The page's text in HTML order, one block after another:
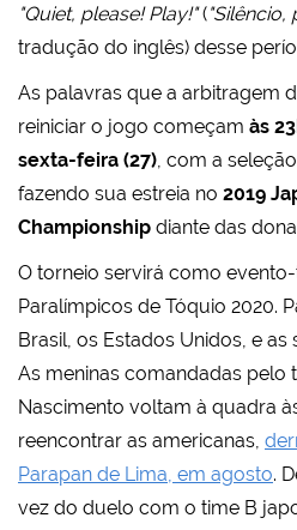
"Quiet, please! Play!"(
tradução do inglês) desse
As palavras que a arbitragem
reiniciar o jogo começam às
sexta-feira (27) , com a
fazendo sua estreia no 2019
Championship diante das
O torneio servirá como
Paralímpicos de Tóquio 2020.
Brasil, os Estados Unidos, e
As meninas comandadas pelo
Nascimento voltam à quadra
reencontrar as americanas,
Parapan de Lima, em agosto.
vez do duelo com o time B